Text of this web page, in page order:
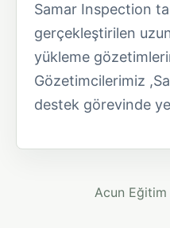
Samar Inspection
gerçekleştirilen
yükleme
Gözetimcilerimiz
destek görevinde
Acun Eğitim